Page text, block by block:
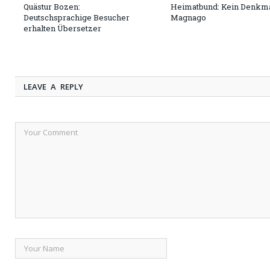
Quästur Bozen:
Deutschsprachige Besucher
erhalten Übersetzer
Heimatbund: Kein
Magnago
LEAVE A REPLY